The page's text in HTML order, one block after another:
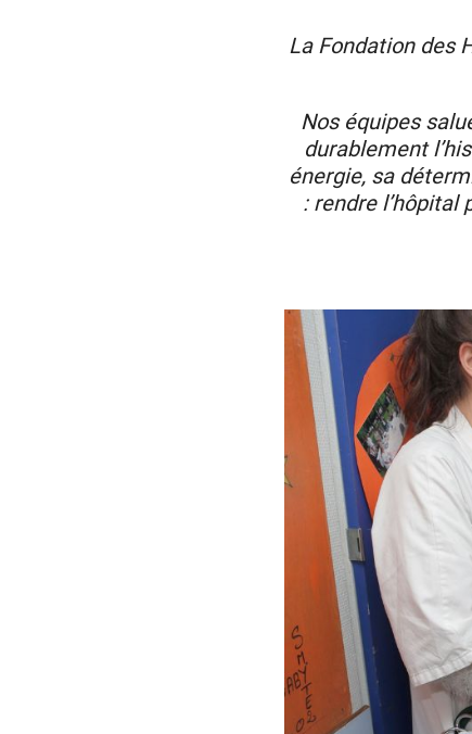
La Fondation des
Nos équipes
durablement
énergie, sa
: rendre